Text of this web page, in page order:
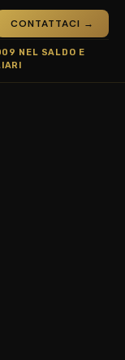
NEL SALDO E
CONTATTACI →